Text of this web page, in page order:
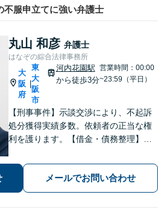
不服申立てに強い弁護士
丸山 和彦 弁護士
はなぞの綜合法律事務所
大
阪
府
東
大
阪
市
河内花園駅
から徒歩3分
営業時間：00:00
~23:59（平日）
【刑事事件】示談交渉により、不起訴
処分獲得実績多数。依頼者の正当な権
利を護ります。【借金・債務整理】借
問題】不貞慰謝料の獲得、減額実績多
数。独りで悩まず、先ずはお話をお聞
かせ下さい。【土日・夜間対応可】
メールでお問い合わせ